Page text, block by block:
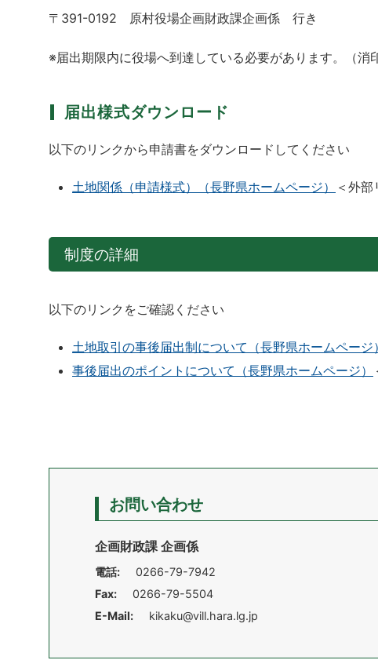
〒391-0192 原村役場企画財政課企画係 行き
※届出期限内に役場へ到達している必要があります。（消
届出様式ダウンロード
以下のリンクから申請書をダウンロードしてください
土地関係（申請様式）（長野県ホームページ） ＜外部
制度の詳細
以下のリンクをご確認ください
土地取引の事後届出制について（長野県ホームページ）
事後届出のポイントについて（長野県ホームページ）
お問い合わせ
企画財政課 企画係
電話:
0266-79-7942
Fax:
0266-79-5504
E-Mail:
kikaku@vill.hara.lg.jp